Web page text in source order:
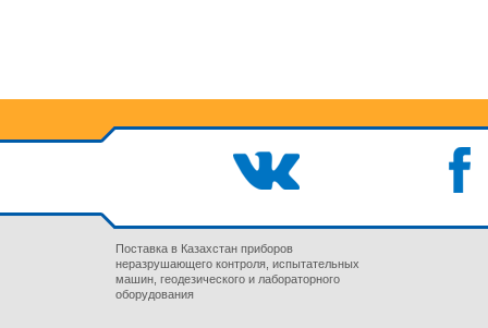
Поставка в Казахстан приборов
неразрушающего контроля, испытательных
машин, геодезического и лабораторного
оборудования